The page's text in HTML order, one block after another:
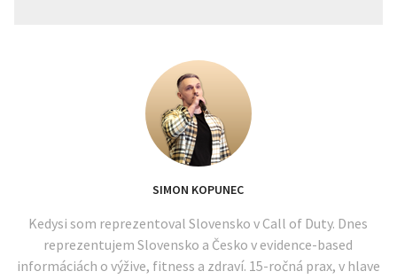
SIMON KOPUNEC
Kedysi som reprezentoval Slovensko v Call of Duty. Dnes
reprezentujem Slovensko a Česko v evidence-based
informáciách o výžive, fitness a zdraví. 15-ročná prax, v hlave